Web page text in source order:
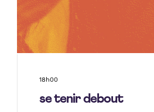
18h00
se tenir debout